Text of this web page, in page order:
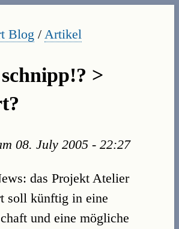
Blog / Artikel
>
08. July 2005 - 22:27
das Projekt Atelier
soll künftig in eine
und eine mögliche